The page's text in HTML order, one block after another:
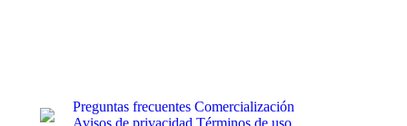
Preguntas frecuentes Comercialización